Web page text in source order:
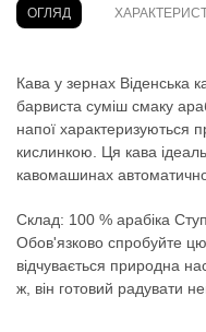
ОГЛЯД
Кава у зернах Віденська
барвиста суміш смаку
напої
кислинкою. Ця кава
кавомашинах
Склад: 100 % арабіка
Обов'язково спробуйте
відчувається природна
ж, він готовий радувати